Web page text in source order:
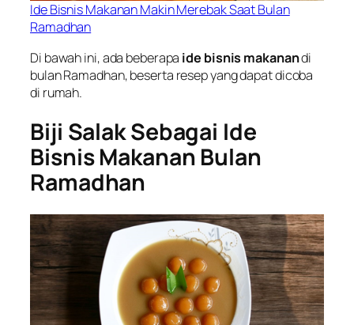
Ide Bisnis Makanan Makin Merebak Saat Bulan
Ramadhan
Di bawah ini, ada beberapa ide bisnis makanandi
bulan Ramadhan, beserta resep yang dapat dicoba
di rumah.
Biji Salak Sebagai Ide
Bisnis Makanan Bulan
Ramadhan